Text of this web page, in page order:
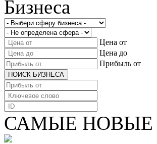
Бизнеса
Цена от
Цена до
Прибыль от
ПОИСК БИЗНЕСА
САМЫЕ НОВЫЕ